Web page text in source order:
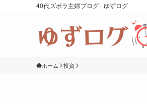
40代ズボラ主婦ブログ | ゆずログ
ホーム 投資